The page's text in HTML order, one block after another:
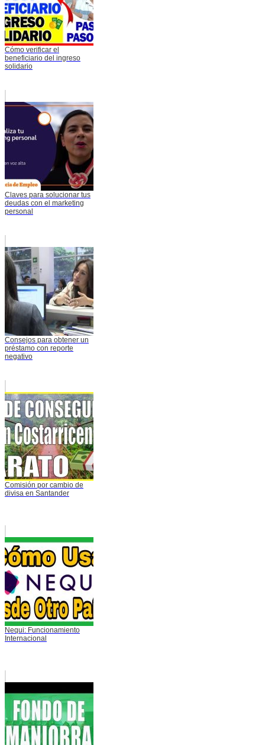
Cómo verificar el
beneficiario del ingreso
solidario
Claves para solucionar tus
deudas con el marketing
personal
Consejos para obtener un
préstamo con reporte
negativo
Comisión por cambio de
divisa en Santander
Nequi: Funcionamiento
Internacional